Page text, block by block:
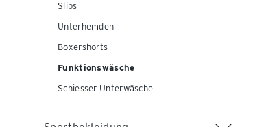
Slips
Unterhemden
Boxershorts
Funktionswäsche
Schiesser Unterwäsche